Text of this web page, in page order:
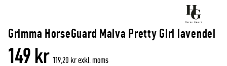
Grimma HorseGuard Malva Pretty Girl lavendel
149 kr 119,20 kr exkl. moms